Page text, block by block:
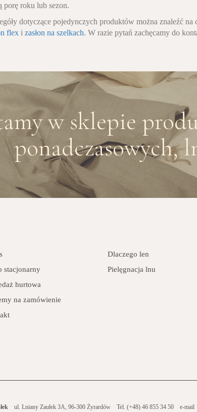
porę roku lub sezon.
dotyczące pojedynczych produktów można znaleźć
flex i zasłon na szelkach. W razie pytań zachęcamy do
w sklepie
ponadczasowych,
stacjonarny
hurtowa
na zamówienie
Dlaczego len
Pielęgnacja lnu
ul. Lniany Zaułek 3A, 96-300 Żyrardów Tel. (+48) 46 855 34 50 e-mail